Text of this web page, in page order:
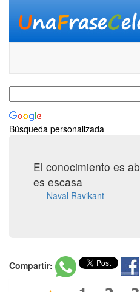
Búsqueda personalizada
El conocimiento es
es escasa
Naval Ravikant
Compartir: